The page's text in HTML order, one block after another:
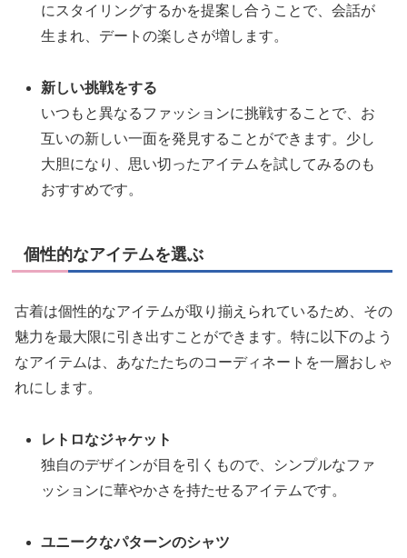
にスタイリングするかを提案し合うことで、会話が
生まれ、デートの楽しさが増します。
新しい挑戦をする
いつもと異なるファッションに挑戦することで、お
互いの新しい一面を発見することができます。少し
大胆になり、思い切ったアイテムを試してみるのも
おすすめです。
個性的なアイテムを選ぶ
古着は個性的なアイテムが取り揃えられているため、その
魅力を最大限に引き出すことができます。特に以下のよう
なアイテムは、あなたたちのコーディネートを一層おしゃ
れにします。
レトロなジャケット
独自のデザインが目を引くもので、シンプルなファ
ッションに華やかさを持たせるアイテムです。
ユニークなパターンのシャツ